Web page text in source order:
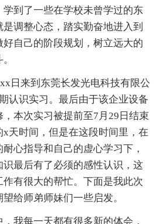
到了一些在学校未曾学过的东
调整心态，踏实勤奋地进入到
自己的阶段规划，树立远大的
日来到东莞长发光电科技有限公
认识实习。最后由于该企业设备
本次实习被提前至7月29日结束
天时间，但是在这段时间里，在
心指导和自己的虚心学习下，
最后有了必须的感性认识，这
有很大的帮忙。下面是我此次
给师弟师妹们一些启发。
我每一天都有很多新的体会，